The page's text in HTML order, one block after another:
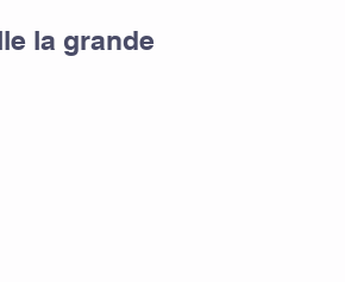
la grande